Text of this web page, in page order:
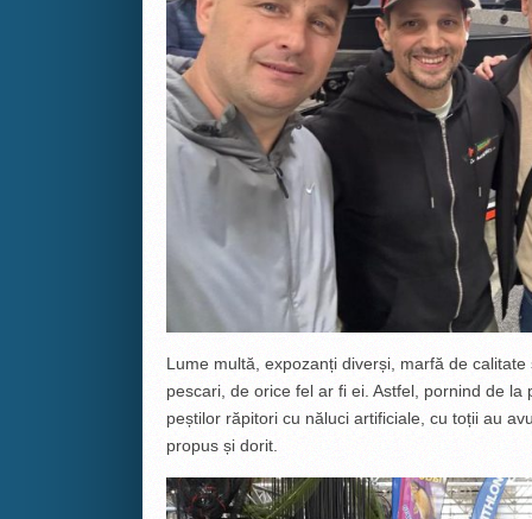
Lume multă, expozanți diverși, marfă de
pescari, de orice fel ar fi ei. Astfel, pornind de
peștilor răpitori cu năluci artificiale, cu toții au
propus și dorit.